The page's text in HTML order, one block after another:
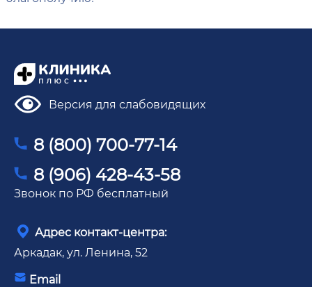
Версия для слабовидящих
8 (800) 700-77-14
8 (906) 428-43-58
Звонок по РФ бесплатный
Адрес контакт-центра:
Аркадак, ул. Ленина, 52
Email